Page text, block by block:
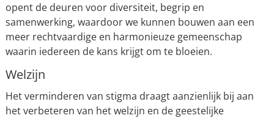
opent de deuren voor diversiteit, begrip en
samenwerking, waardoor we kunnen bouwen aan een
meer rechtvaardige en harmonieuze gemeenschap
waarin iedereen de kans krijgt om te bloeien.
Welzijn
Het verminderen van stigma draagt aanzienlijk bij aan
het verbeteren van het welzijn en de geestelijke